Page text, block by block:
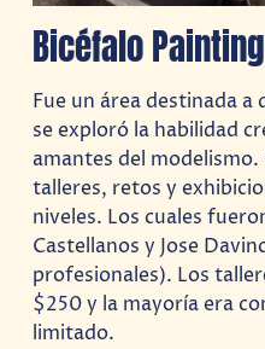
Bicéfalo
Fue un área destinada
se exploró la habilidad
amantes del
talleres, retos y
niveles. Los cuales
Castellanos y Jose
profesionales). Los
$250 y la mayoría era
limitado.